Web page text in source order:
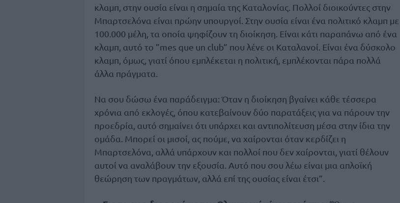
κλαμπ, στην ουσία είναι η σημαία της Καταλονίας. Πολλοί διοικούντες στην
Μπαρτσελόνα είναι πρώην υπουργοί. Στην ουσία είναι ένα πολιτικό κλαμπ με
100.000 μέλη, τα οποία ψηφίζουν τη διοίκηση. Είναι κάτι παραπάνω από ένα
κλαμπ, αυτό το ”mes que un club” που λένε οι Καταλανοί. Είναι ένα δύσκολο
κλαμπ, όμως, γιατί όπου εμπλέκεται η πολιτική, εμπλέκονται πάρα πολλά
άλλα πράγματα.
Να σου δώσω ένα παράδειγμα: Όταν η διοίκηση βγαίνει κάθε τέσσερα
χρόνια από εκλογές, όπου κατεβαίνουν δύο παρατάξεις για να πάρουν την
προεδρία, αυτό σημαίνει ότι υπάρχει και αντιπολίτευση μέσα στην ίδια την
ομάδα. Μπορεί οι μισοί, ας πούμε, να χαίρονται όταν κερδίζει η
Μπαρτσελόνα, αλλά υπάρχουν και πολλοί που δεν χαίρονται, γιατί θέλουν
αυτοί να αναλάβουν την εξουσία. Αυτό που σου λέω είναι μια απλοϊκή
θεώρηση των πραγμάτων, αλλά επί της ουσίας είναι έτσι”.